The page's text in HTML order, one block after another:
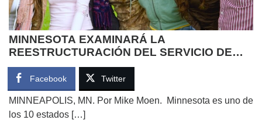
MINNESOTA EXAMINARÁ LA
REESTRUCTURACIÓN DEL SERVICIO DE
AYUDA FINANCIERA UNIVERSITARIA
Facebook Twitter
MINNEAPOLIS, MN. Por Mike Moen. Minnesota es uno de
los 10 estados […]